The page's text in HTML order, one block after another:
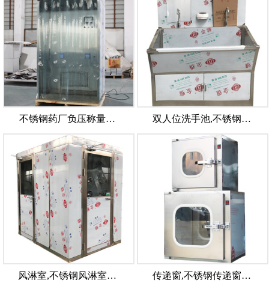
不锈钢药厂负压称量… 双人位洗手池,不锈钢…
风淋室,不锈钢风淋室… 传递窗,不锈钢传递窗…